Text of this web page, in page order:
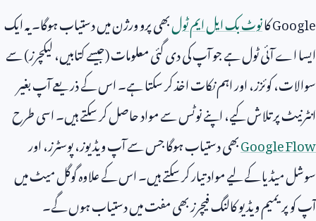
Googleکانوٹ بک ایل ایم ٹولبھی پرو ورژن میں دستیاب ہوگا۔ یہ ایک
ایسا اے آئی ٹول ہے جو آپ کی دی گئی معلومات (جیسے کتابیں، لیکچرز) سے
سوالات، کوئزز، اور اہم نکات اخذ کر سکتا ہے۔ اس کے ذریعے آپ بغیر
انٹرنیٹ پر تلاش کیے، اپنے نوٹس سے مواد حاصل کر سکتے ہیں۔ اسی طرح
Google Flowبھی دستیاب ہوگا جس سے آپ ویڈیوز، پوسٹرز، اور
سوشل میڈیا کے لیے مواد تیار کر سکتے ہیں۔ اس کے علاوہ گوگل میٹ میں
آپ کو پریمیم ویڈیو کالنگ فیچرز بھی مفت میں دستیاب ہوں گے۔